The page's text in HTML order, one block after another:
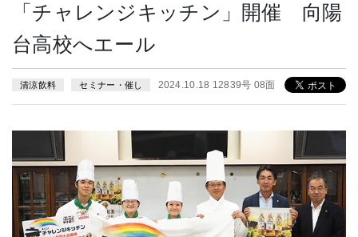
「チャレンジキッチン」開催 向陽
台高校へエール
清涼飲料 セミナー・催し 2024.10.18 12839号 08面